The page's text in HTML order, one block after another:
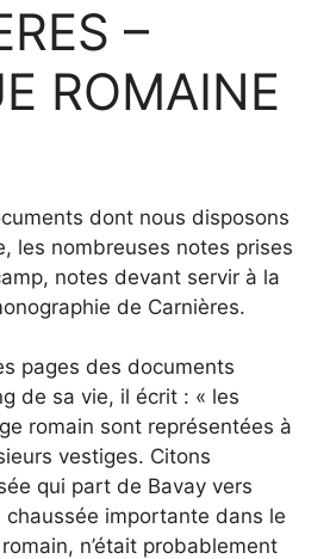
–
ROMAINE
dont nous disposons
les nombreuses notes prises
notes devant servir à la
de Carnières.
pages des documents
de sa vie, il écrit : « les
romain sont représentées à
vestiges. Citons
qui part de Bavay vers
importante dans le
n’était probablement